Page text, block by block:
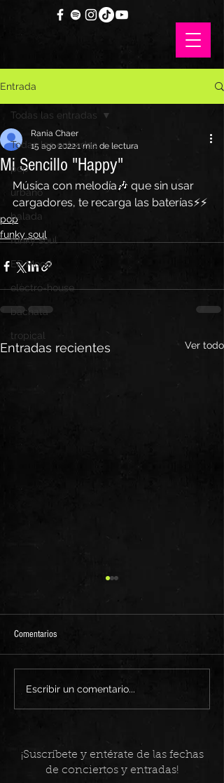
Entrada
Todas las entradas
pop
urbano
balada
funky soul
EP Mood
electro-house
bachata
tropical
Todas las entradas
Mi Sencillo "Happy"
Rania Chaer
15 ago 20221 min de lectura
Música con melodía🎶 que sin usar
cargadores, te recarga las baterías⚡⚡
pop
funky soul
Entradas recientes Ver todo
Mi Sencillo "Night Calls"
Comentarios
Escribir un comentario...
¡Suscríbete y entérate de las fechas
de conciertos y entradas!